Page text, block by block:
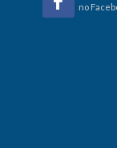
no